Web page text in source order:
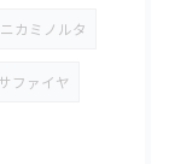
カミノルタ
サファイヤ